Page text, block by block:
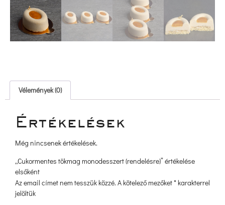
Vélemények (0)
Értékelések
Még nincsenek értékelések.
„Cukormentes tökmag monodesszert (rendelésre)” értékelése
elsőként
Az email címet nem tesszük közzé. A kötelező mezőket * karakterrel
jelöltük